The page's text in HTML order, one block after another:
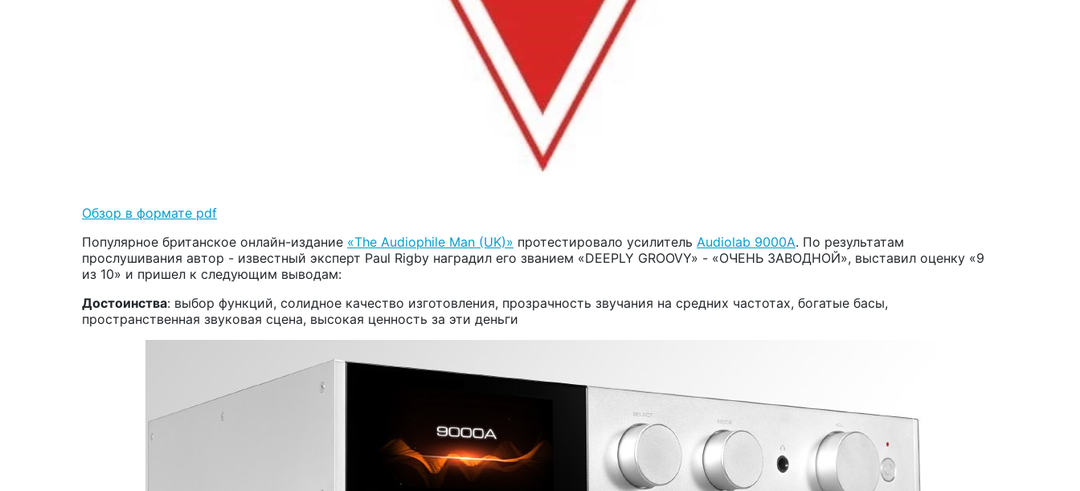
Обзор в формате pdf
Популярное британское онлайн-издание «The Audiophile Man (UK)» протестировало усилитель Audiolab 9000A. По результатам
прослушивания автор - известный эксперт Paul Rigby наградил его званием «DEEPLY GROOVY» - «ОЧЕНЬ ЗАВОДНОЙ», выставил оценку «9
из 10» и пришел к следующим выводам:
Достоинства: выбор функций, солидное качество изготовления, прозрачность звучания на средних частотах, богатые басы,
пространственная звуковая сцена, высокая ценность за эти деньги